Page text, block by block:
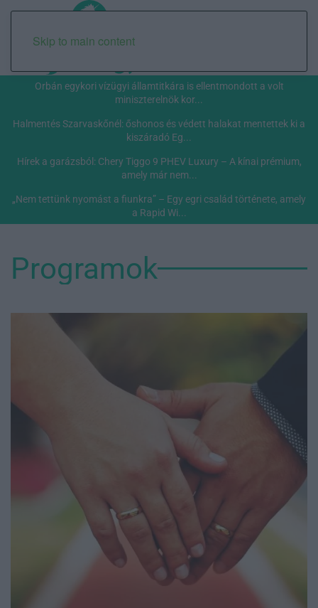
Skip to main content
Orbán egykori vízügyi államtitkára is ellentmondott a volt
miniszterelnök kor...
Halmentés Szarvaskőnél: őshonos és védett halakat mentettek ki a
kiszáradó Eg...
Hírek a garázsból: Chery Tiggo 9 PHEV Luxury – A kínai prémium,
amely már nem...
„Nem tettünk nyomást a fiunkra” – Egy egri család története, amely
a Rapid Wi...
Programok